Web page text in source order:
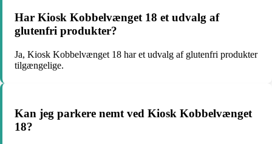
Har Kiosk Kobbelvænget 18 et udvalg af
glutenfri produkter?
Ja, Kiosk Kobbelvænget 18 har et udvalg af glutenfri produkter
tilgængelige.
Kan jeg parkere nemt ved Kiosk Kobbelvænget
18?